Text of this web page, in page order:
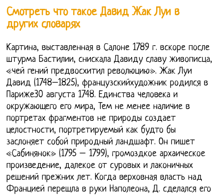
Смотреть что такое Давид Жак Луи в
других словарях
Картина, выставленная в Салоне 1789 г. вскоре после
штурма Бастилии, снискала Давиду славу живописца,
«чей гений предвосхитил революцию». Жак Луи
Давид (1748–1825), французскийхудожник родился в
Париже30 августа 1748. Единства человека и
окружающего его мира, Тем не менее наличие в
портретах фрагментов не природы создает
целостности, портретируемый как будто бы
заслоняет собой природный ландшафт. Он пишет
«Сабинянок» (1795 – 1799), громоздкое архаическое
произведение, далекое от суровых и лаконичных
решений прежних лет. Когда верховная власть над
Францией перешла в руки Наполеона, Д. сделался его